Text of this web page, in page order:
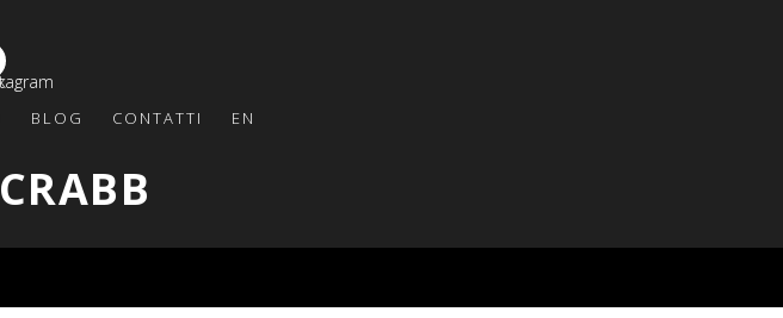
BLOG CONTATTI EN